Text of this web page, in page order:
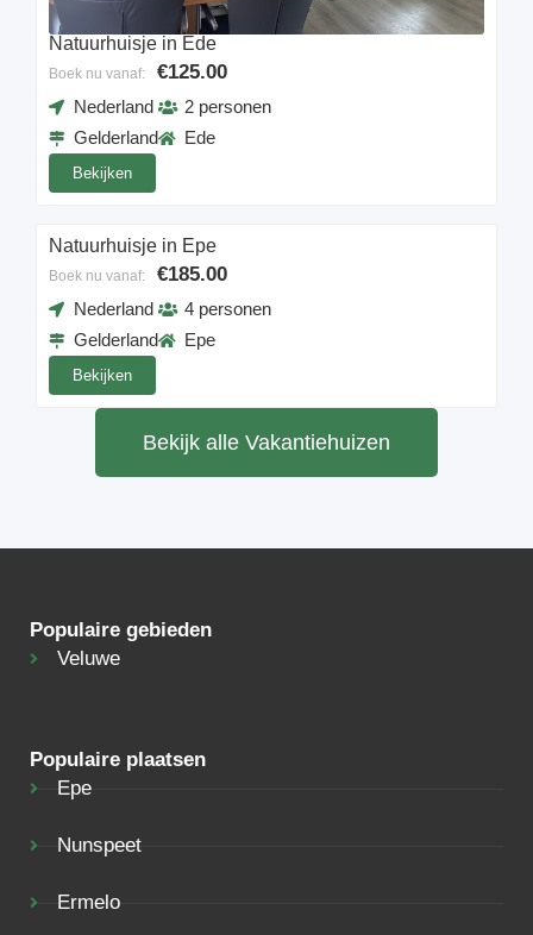
Natuurhuisje in Ede
Boek nu vanaf: €125.00
Nederland
Gelderland
2 personen
Ede
Bekijken
Natuurhuisje in Epe
Boek nu vanaf: €185.00
Nederland
Gelderland
4 personen
Epe
Bekijken
Bekijk alle Vakantiehuizen
Populaire gebieden
Veluwe
Populaire plaatsen
Epe
Nunspeet
Ermelo